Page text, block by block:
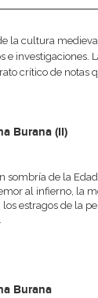
la cultura
e investigaciones.
crítico de notas
Burana (II)
sombría de la
al infierno, la
los estragos de la
Burana